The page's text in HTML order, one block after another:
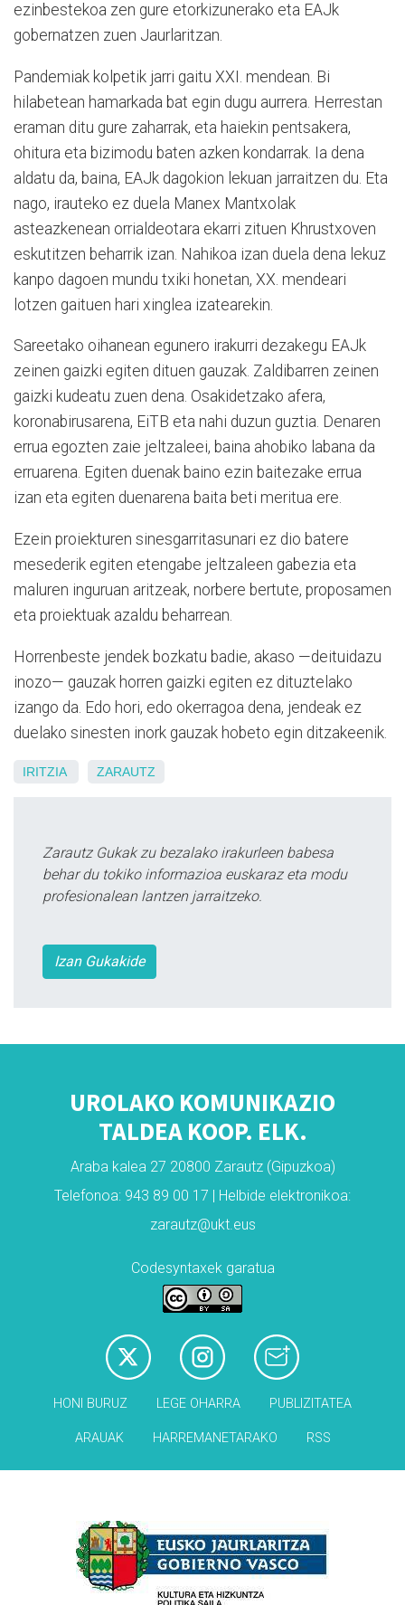
ezinbestekoa zen gure etorkizunerako eta EAJk
gobernatzen zuen Jaurlaritzan.
Pandemiak kolpetik jarri gaitu XXI. mendean. Bi
hilabetean hamarkada bat egin dugu aurrera. Herrestan
eraman ditu gure zaharrak, eta haiekin pentsakera,
ohitura eta bizimodu baten azken kondarrak. Ia dena
aldatu da, baina, EAJk dagokion lekuan jarraitzen du. Eta
nago, irauteko ez duela Manex Mantxolak
asteazkenean orrialdeotara ekarri zituen Khrustxoven
eskutitzen beharrik izan. Nahikoa izan duela dena lekuz
kanpo dagoen mundu txiki honetan, XX. mendeari
lotzen gaituen hari xinglea izatearekin.
Sareetako oihanean egunero irakurri dezakegu EAJk
zeinen gaizki egiten dituen gauzak. Zaldibarren zeinen
gaizki kudeatu zuen dena. Osakidetzako afera,
koronabirusarena, EiTB eta nahi duzun guztia. Denaren
errua egozten zaie jeltzaleei, baina ahobiko labana da
erruarena. Egiten duenak baino ezin baitezake errua
izan eta egiten duenarena baita beti meritua ere.
Ezein proiekturen sinesgarritasunari ez dio batere
mesederik egiten etengabe jeltzaleen gabezia eta
maluren inguruan aritzeak, norbere bertute, proposamen
eta proiektuak azaldu beharrean.
Horrenbeste jendek bozkatu badie, akaso —deituidazu
inozo— gauzak horren gaizki egiten ez dituztelako
izango da. Edo hori, edo okerragoa dena, jendeak ez
duelako sinesten inork gauzak hobeto egin ditzakeenik.
IRITZIA ZARAUTZ
Zarautz Gukak zu bezalako irakurleen babesa
behar du tokiko informazioa euskaraz eta modu
profesionalean lantzen jarraitzeko.
Izan Gukakide
UROLAKO KOMUNIKAZIO
TALDEA KOOP. ELK.
Araba kalea 27 20800 Zarautz (Gipuzkoa)
Telefonoa: 943 89 00 17 | Helbide elektronikoa:
zarautz@ukt.eus
Codesyntaxek garatua
HONI BURUZ LEGE OHARRA PUBLIZITATEA
ARAUAK HARREMANETARAKO RSS